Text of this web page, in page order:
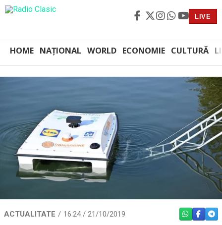
LIVE
HOME NAȚIONAL WORLD ECONOMIE CULTURĂ
ACTUALITATE 16:24 / 21/10/2019 WHATSAPP